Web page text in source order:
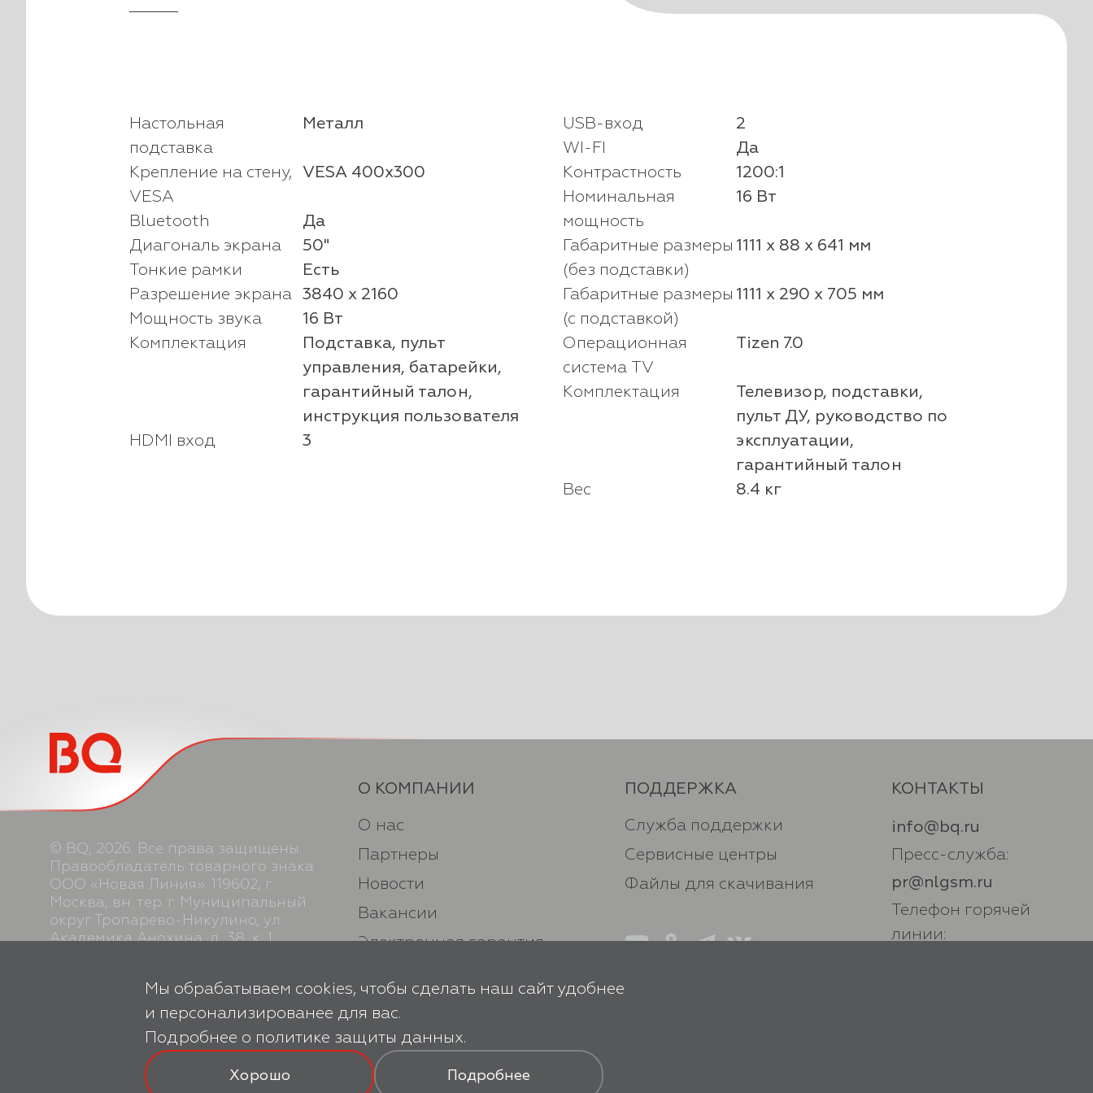
Настольная
подставка
Металл
Крепление на стену,
VESA
VESA 400x300
Bluetooth
Да
Диагональ экрана
50"
Тонкие рамки
Есть
Разрешение экрана 3840 x 2160
Мощность звука
16 Вт
Комплектация
Подставка, пульт
управления, батарейки,
гарантийный талон,
инструкция пользователя
HDMI вход
3
USB-вход
2
WI-FI
Да
Контрастность
1200:1
Номинальная
мощность
16 Вт
Габаритные размеры
(без подставки)
1111 x 88 x 641 мм
Габаритные размеры
(с подставкой)
1111 x 290 x 705 мм
Операционная
система TV
Tizen 7.0
Комплектация
Телевизор, подставки,
пульт ДУ, руководство по
эксплуатации,
гарантийный талон
Вес
8.4 кг
© BQ, 2026. Все права защищены.
Правообладатель товарного знака
ООО «Новая Линия». 119602, г.
Москва, вн. тер. г. Муниципальный
округ Тропарево-Никулино, ул.
Академика Анохина, д. 38, к. 1,
«Новая Линия».
О КОМПАНИИ
О нас
Партнеры
Новости
Вакансии
Электронная гарантия
Политика конфиденциальности
Рецепты
ПОДДЕРЖКА
Служба поддержки
Сервисные центры
Файлы для скачивания
КОНТАКТЫ
info@bq.ru
Пресс-служба:
pr@nlgsm.ru
Телефон горячей
линии:
Мы обрабатываем cookies, чтобы сделать наш сайт удобнее
и персонализированее для вас.
Подробнее о политике защиты данных.
Хорошо Подробнее